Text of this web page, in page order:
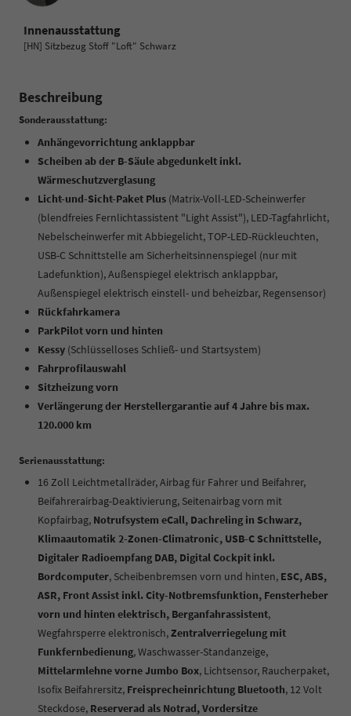
Innenausstattung
[HN] Sitzbezug Stoff "Loft" Schwarz
Beschreibung
Sonderausstattung:
Anhängevorrichtung anklappbar
Scheiben ab der B-Säule abgedunkelt inkl.
Wärmeschutzverglasung
Licht-und-Sicht-Paket Plus (Matrix-Voll-LED-Scheinwerfer
(blendfreies Fernlichtassistent "Light Assist"), LED-Tagfahrlicht,
Nebelscheinwerfer mit Abbiegelicht, TOP-LED-Rückleuchten,
USB-C Schnittstelle am Sicherheitsinnenspiegel (nur mit
Ladefunktion), Außenspiegel elektrisch anklappbar,
Außenspiegel elektrisch einstell- und beheizbar, Regensensor)
Rückfahrkamera
ParkPilot vorn und hinten
Kessy (Schlüsselloses Schließ- und Startsystem)
Fahrprofilauswahl
Sitzheizung vorn
Verlängerung der Herstellergarantie auf 4 Jahre bis max.
120.000 km
Serienausstattung:
16 Zoll Leichtmetallräder, Airbag für Fahrer und Beifahrer,
Beifahrerairbag-Deaktivierung, Seitenairbag vorn mit
Kopfairbag, Notrufsystem eCall, Dachreling in Schwarz,
Klimaautomatik 2-Zonen-Climatronic, USB-C Schnittstelle,
Digitaler Radioempfang DAB, Digital Cockpit inkl.
Bordcomputer, Scheibenbremsen vorn und hinten, ESC, ABS,
ASR, Front Assist inkl. City-Notbremsfunktion, Fensterheber
vorn und hinten elektrisch, Berganfahrassistent,
Wegfahrsperre elektronisch,Zentralverriegelung mit
Funkfernbedienung, Waschwasser-Standanzeige,
Mittelarmlehne vorne Jumbo Box, Lichtsensor, Raucherpaket,
Isofix Beifahrersitz, Freisprecheinrichtung Bluetooth, 12 Volt
Steckdose, Reserverad als Notrad, Vordersitze